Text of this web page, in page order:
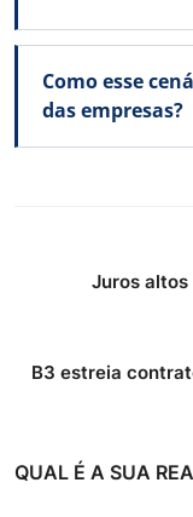
Como esse
das empresas?
Juros
B3 estreia
QUAL É A SUA